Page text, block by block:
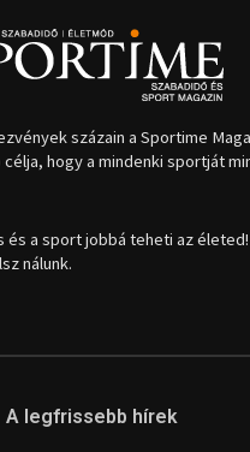
százain a Sportime
hogy a mindenki sportját
és a sport jobbá teheti az
nálunk.
A legfrissebb hírek